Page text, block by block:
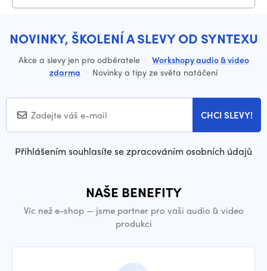
NOVINKY, ŠKOLENÍ A SLEVY OD SYNTEXU
Akce a slevy jen pro odběratele · Workshopy audio & video
zdarma · Novinky a tipy ze světa natáčení
CHCI SLEVY!
Přihlášením souhlasíte se zpracováním osobních údajů
NAŠE BENEFITY
Víc než e-shop — jsme partner pro vaši audio & video
produkci